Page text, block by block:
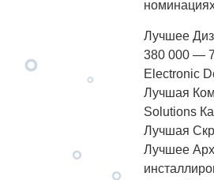
Лучшее
380 000 —
Electronic
Лучшая
Solutions
Лучшая
Лучшее